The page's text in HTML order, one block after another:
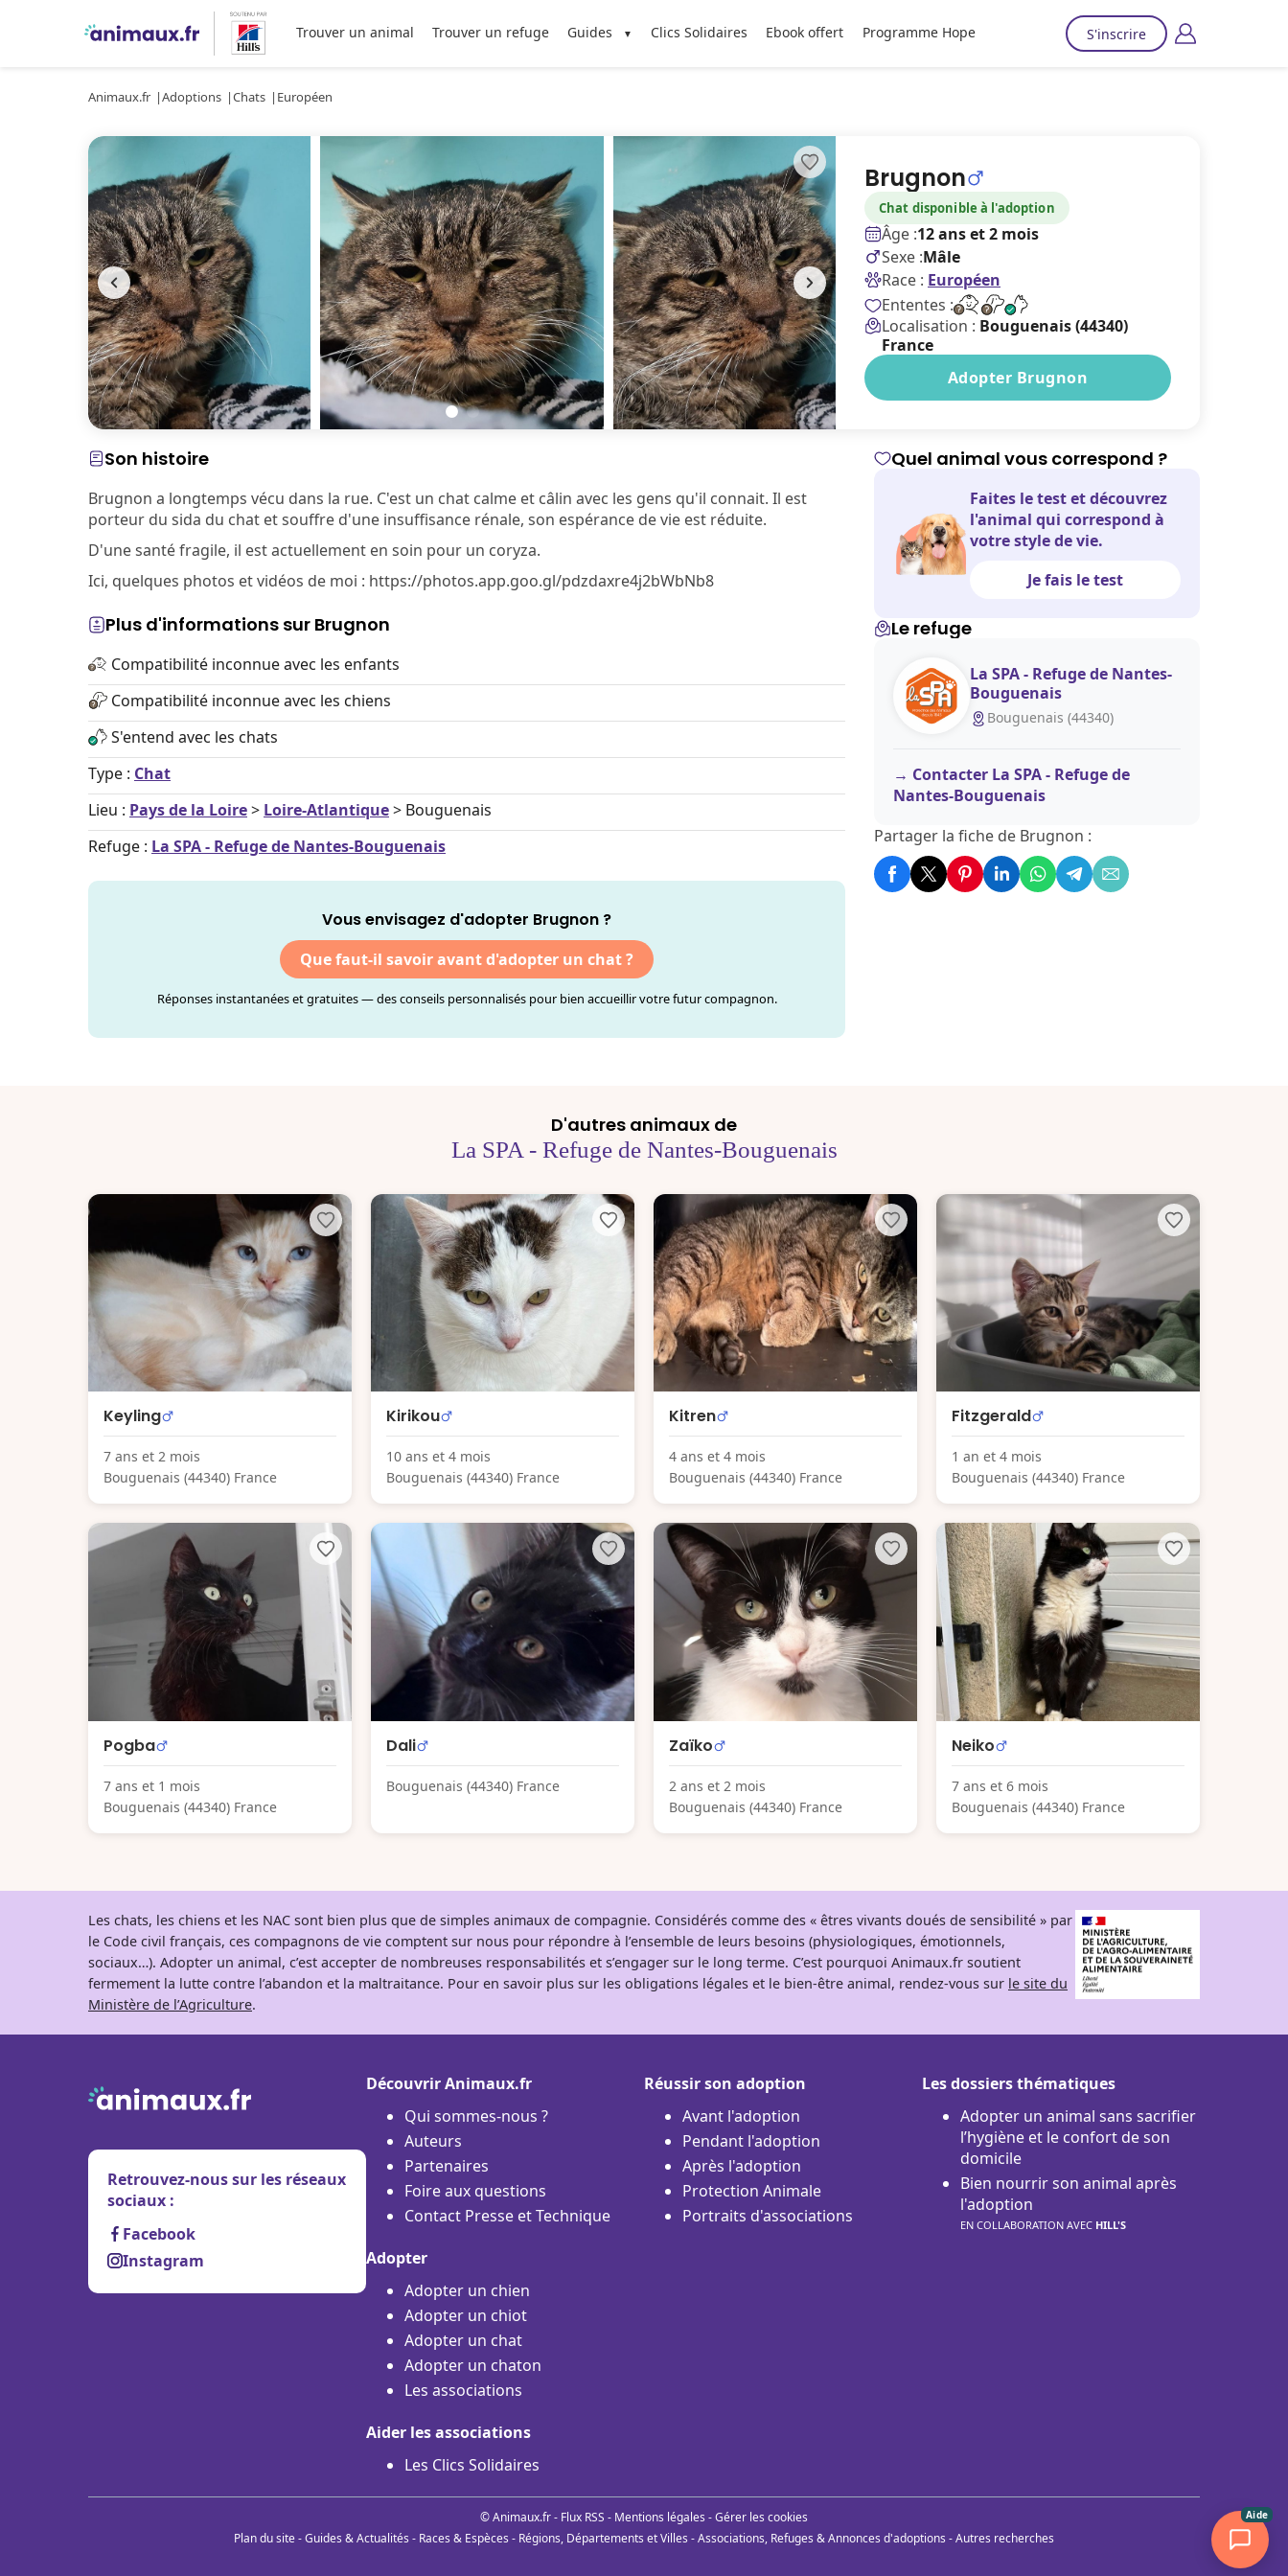
Trouver un animal Trouver un refuge Guides Clics Solidaires Ebook offert Programme Hope S'inscrire
Animaux.fr Adoptions Chats Européen
Brugnon
Chat disponible à l'adoption
Âge :12 ans et 2 mois
Sexe :Mâle
Race : Européen
Ententes :
Localisation : Bouguenais (44340)
France
Adopter Brugnon
Son histoire
Brugnon a longtemps vécu dans la rue. C'est un chat calme et câlin avec les gens qu'il connait. Il est
porteur du sida du chat et souffre d'une insuffisance rénale, son espérance de vie est réduite.
D'une santé fragile, il est actuellement en soin pour un coryza.
Ici, quelques photos et vidéos de moi : https://photos.app.goo.gl/pdzdaxre4j2bWbNb8
Plus d'informations sur Brugnon
Compatibilité inconnue avec les enfants
Compatibilité inconnue avec les chiens
S'entend avec les chats
Type : Chat
Lieu : Pays de la Loire> Loire-Atlantique> Bouguenais
Refuge : La SPA - Refuge de Nantes-Bouguenais
Vous envisagez d'adopter Brugnon ?
Que faut-il savoir avant d'adopter un chat ?
Réponses instantanées et gratuites — des conseils personnalisés pour bien accueillir votre futur compagnon.
Quel animal vous correspond ?
Faites le test et découvrez
l'animal qui correspond à
votre style de vie.
Je fais le test
Le refuge
La SPA - Refuge de Nantes-
Bouguenais
Bouguenais (44340)
Contacter La SPA - Refuge de
Nantes-Bouguenais
Partager la fiche de Brugnon :
D'autres animaux de
La SPA - Refuge de Nantes-Bouguenais
Keyling
7 ans et 2 mois
Bouguenais (44340) France
Kirikou
10 ans et 4 mois
Bouguenais (44340) France
Kitren
4 ans et 4 mois
Bouguenais (44340) France
Fitzgerald
1 an et 4 mois
Bouguenais (44340) France
Pogba
7 ans et 1 mois
Bouguenais (44340) France
Dali
Bouguenais (44340) France
Zaïko
2 ans et 2 mois
Bouguenais (44340) France
Neiko
7 ans et 6 mois
Bouguenais (44340) France
Les chats, les chiens et les NAC sont bien plus que de simples animaux de compagnie. Considérés comme des « êtres vivants doués de sensibilité » par
le Code civil français, ces compagnons de vie comptent sur nous pour répondre à l’ensemble de leurs besoins (physiologiques, émotionnels,
sociaux…). Adopter un animal, c’est accepter de nombreuses responsabilités et s’engager sur le long terme. C’est pourquoi Animaux.fr soutient
fermement la lutte contre l’abandon et la maltraitance. Pour en savoir plus sur les obligations légales et le bien-être animal, rendez-vous sur le site du
Ministère de l’Agriculture.
Retrouvez-nous sur les réseaux
sociaux :
Facebook
Instagram
Découvrir Animaux.fr
Qui sommes-nous ?
Auteurs
Partenaires
Foire aux questions
Contact Presse et Technique
Adopter
Adopter un chien
Adopter un chiot
Adopter un chat
Adopter un chaton
Les associations
Aider les associations
Les Clics Solidaires
Réussir son adoption
Avant l'adoption
Pendant l'adoption
Après l'adoption
Protection Animale
Portraits d'associations
Les dossiers thématiques
Adopter un animal sans sacrifier
l’hygiène et le confort de son
domicile
Bien nourrir son animal après
l'adoption
EN COLLABORATION AVEC HILL'S
© Animaux.fr - Flux RSS - Mentions légales -Gérer les cookies
Plan du site-Guides & Actualités - Races & Espèces - Régions, Départements et Villes -Associations, Refuges & Annonces d'adoptions -Autres recherches
Aide